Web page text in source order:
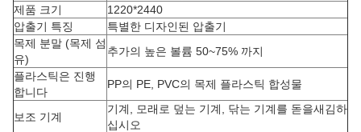
제품 크기
1220*2440
압출기 특징
특별한 디자인된 압출기
목제 분말 (목제 섬
유)
추가의 높은 볼륨 50~75% 까지
플라스틱은 진행
합니다
PP의 PE, PVC의 목제 플라스틱 합성물
보조 기계
기계, 모래로 덮는 기계, 닦는 기계를 돋을새김하
십시오